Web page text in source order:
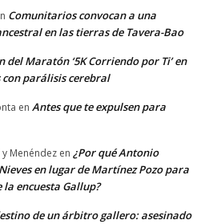
Comunitarios convocan a una
en las tierras de Tavera-Bao
del Maratón ‘5K Corriendo por Ti’ en
parálisis cerebral
en Antes que te expulsen para
Menéndez en ¿Por qué Antonio
en lugar de Martínez Pozo para
encuesta Gallup?
de un árbitro gallero: asesinado